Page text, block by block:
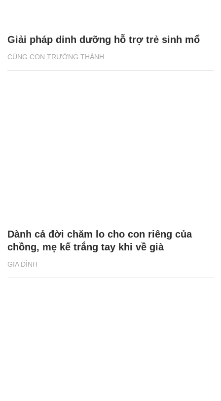
CÙNG CON TRƯỞNG THÀNH
Giải pháp dinh dưỡng hỗ trợ trẻ sinh mổ
GIA ĐÌNH
Dành cả đời chăm lo cho con riêng của
chồng, mẹ kế trắng tay khi về già